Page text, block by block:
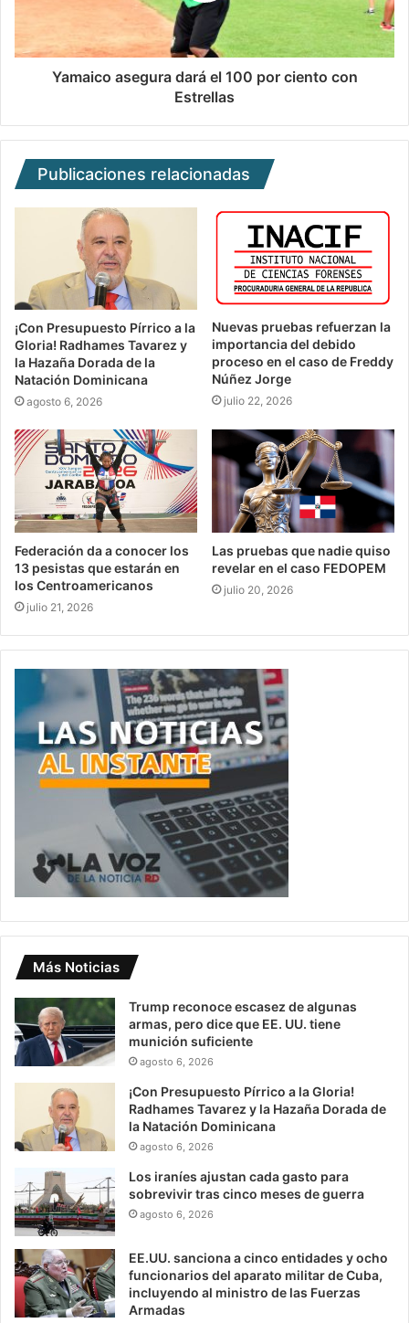
Yamaico asegura dará el 100 por ciento con
Estrellas
Publicaciones relacionadas
¡Con Presupuesto Pírrico a la
Gloria! Radhames Tavarez y
la Hazaña Dorada de la
Natación Dominicana
agosto 6, 2026
Nuevas pruebas refuerzan la
importancia del debido
proceso en el caso de Freddy
Núñez Jorge
julio 22, 2026
Federación da a conocer los
13 pesistas que estarán en
los Centroamericanos
julio 21, 2026
Las pruebas que nadie quiso
revelar en el caso FEDOPEM
julio 20, 2026
Más Noticias
Trump reconoce escasez de algunas
armas, pero dice que EE. UU. tiene
munición suficiente
agosto 6, 2026
¡Con Presupuesto Pírrico a la Gloria!
Radhames Tavarez y la Hazaña Dorada de
la Natación Dominicana
agosto 6, 2026
Los iraníes ajustan cada gasto para
sobrevivir tras cinco meses de guerra
agosto 6, 2026
EE.UU. sanciona a cinco entidades y ocho
funcionarios del aparato militar de Cuba,
incluyendo al ministro de las Fuerzas
Armadas